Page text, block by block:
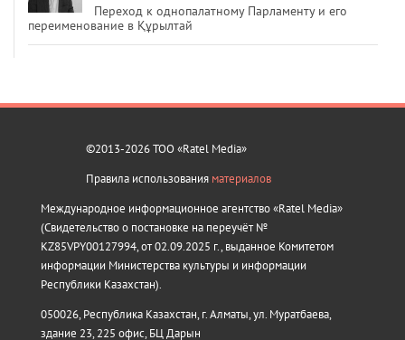
Переход к однопалатному Парламенту и его
переименование в Құрылтай
©2013-2026 ТОО «Ratel Media»
Правила использования материалов
Международное информационное агентство «Ratel Media»
(Свидетельство о постановке на переучёт №
KZ85VPY00127994, от 02.09.2025 г., выданное Комитетом
информации Министерства культуры и информации
Республики Казахстан).
050026, Республика Казахстан, г. Алматы, ул. Муратбаева,
здание 23, 225 офис, БЦ Дарын